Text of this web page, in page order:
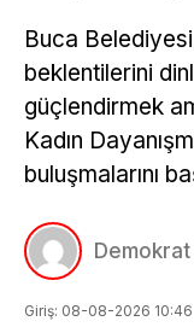
Buca
beklentilerini
güçlendirmek
Kadın
buluşmalarını
Giriş: 08-08-2026 10:46